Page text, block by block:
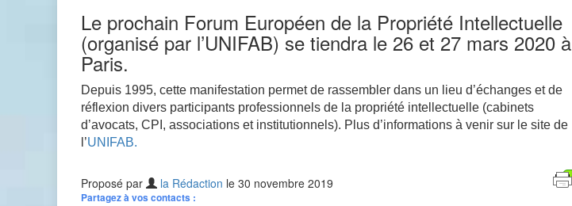
Le prochain Forum Européen de la Propriété Intellectuelle
(organisé par l’UNIFAB) se tiendra le 26 et 27 mars 2020 à
Paris.
Depuis 1995, cette manifestation permet de rassembler dans un lieu d’échanges et de
réflexion divers participants professionnels de la propriété intellectuelle (cabinets
d’avocats, CPI, associations et institutionnels). Plus d’informations à venir sur le site de
l’UNIFAB.
Proposé par la Rédaction le 30 novembre 2019
Partagez à vos contacts :